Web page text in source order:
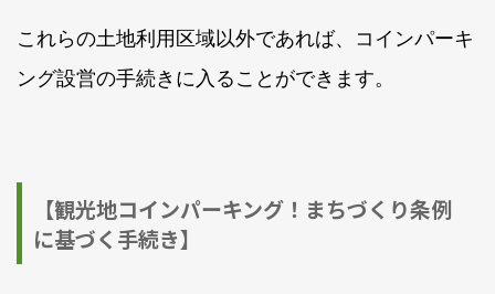
これらの土地利用区域以外であれば、コインパーキ
ング設営の手続きに入ることができます。
【観光地コインパーキング！まちづくり条例
に基づく手続き】